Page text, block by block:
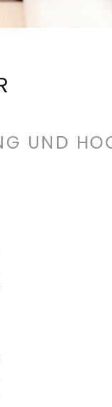
UND